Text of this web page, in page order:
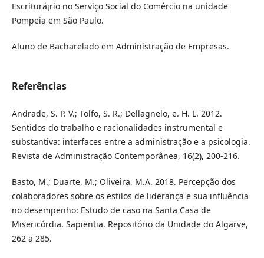
Escriturá¡rio no Serviço Social do Comércio na unidade
Pompeia em São Paulo.
Aluno de Bacharelado em Administração de Empresas.
Referências
Andrade, S. P. V.; Tolfo, S. R.; Dellagnelo, e. H. L. 2012.
Sentidos do trabalho e racionalidades instrumental e
substantiva: interfaces entre a administração e a psicologia.
Revista de Administração Contemporânea, 16(2), 200-216.
Basto, M.; Duarte, M.; Oliveira, M.A. 2018. Percepção dos
colaboradores sobre os estilos de liderança e sua influência
no desempenho: Estudo de caso na Santa Casa de
Misericórdia. Sapientia. Repositório da Unidade do Algarve,
262 a 285.